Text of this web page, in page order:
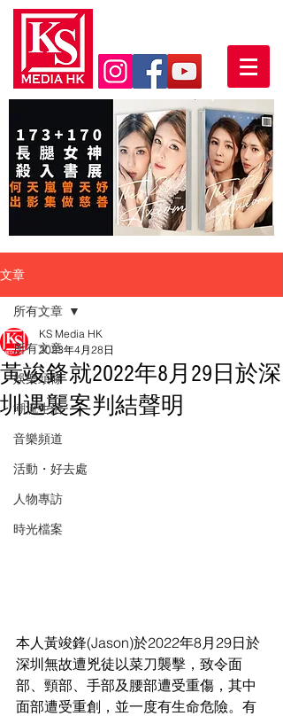
文章
所有文章
娛樂頭條
潮流生活
音樂頻道
活動・好去處
人物專訪
時光檔案
所有文章
黃竣鋒就2022年8月29日於深
圳遇襲案判結聲明
KS Media HK
2023年4月28日
本人黃竣鋒(Jason)於2022年8月29日於
深圳無故遭兇徒以菜刀襲擊，致令面
部、頸部、手部及腰部遭受重傷，其中
面部遭受重創，並一度有生命危險。有